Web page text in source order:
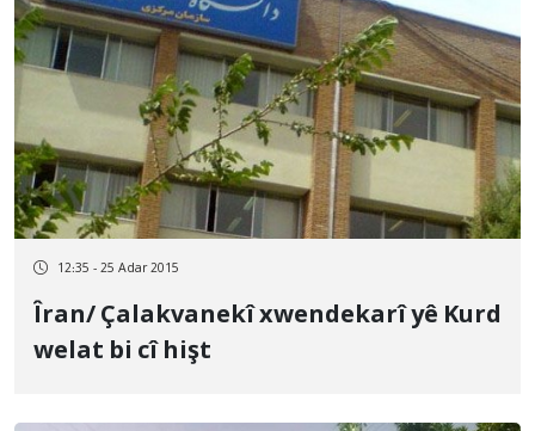
12:35 - 25 Adar 2015
Îran/ Çalakvanekî xwendekarî yê Kurd
welat bi cî hişt